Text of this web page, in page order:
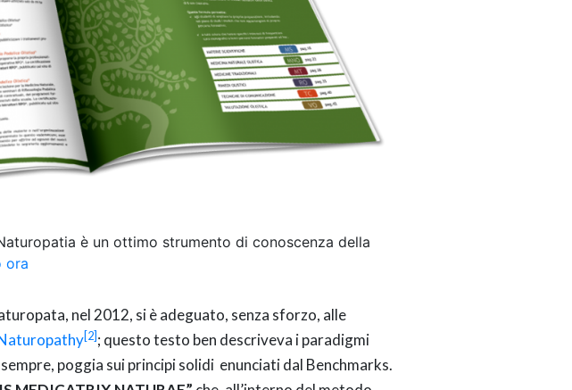
è un ottimo strumento di conoscenza della
ora
nel 2012, si è adeguato, senza sforzo, alle
[2]; questo testo ben descriveva i paradigmi
poggia sui principi solidi enunciati dal Benchmarks.